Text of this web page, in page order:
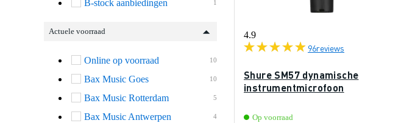
1
B-stock aanbiedingen
Actuele voorraad
10
Online op voorraad
10
Bax Music Goes
5
Bax Music Rotterdam
4
Bax Music Antwerpen
4.9
96reviews
Shure SM57 dynamische
instrumentmicrofoon
Op voorraad